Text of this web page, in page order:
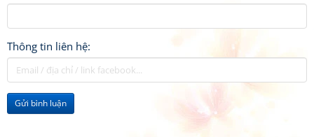
Thông tin liên hệ:
Gửi bình luận